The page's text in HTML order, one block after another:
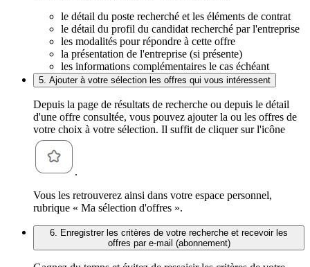
le détail du poste recherché et les éléments de contrat
le détail du profil du candidat recherché par l'entreprise
les modalités pour répondre à cette offre
la présentation de l'entreprise (si présente)
les informations complémentaires le cas échéant
5. Ajouter à votre sélection les offres qui vous intéressent
Depuis la page de résultats de recherche ou depuis le détail
d'une offre consultée, vous pouvez ajouter la ou les offres de
votre choix à votre sélection. Il suffit de cliquer sur l'icône
.
Vous les retrouverez ainsi dans votre espace personnel,
rubrique « Ma sélection d'offres ».
6. Enregistrer les critères de votre recherche et recevoir les
offres par e-mail (abonnement)